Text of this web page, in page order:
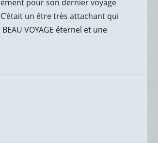
pour son dernier voyage
un être très attachant qui
VOYAGE éternel et une